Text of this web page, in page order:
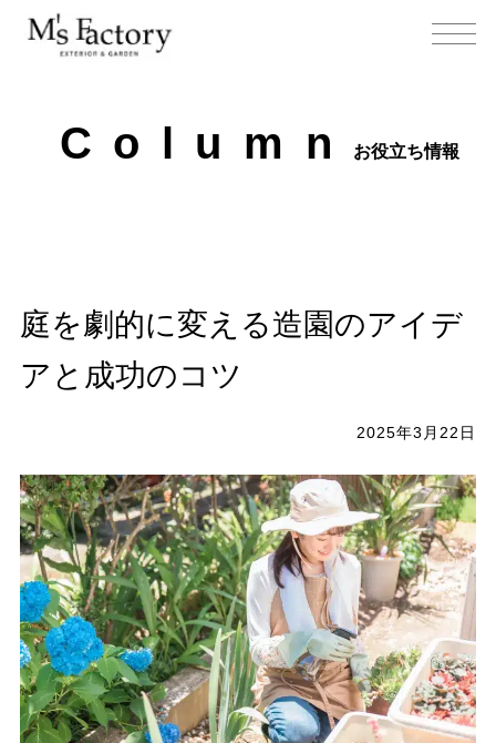
C o l u m n お役立ち情報
2025年3月22日
庭を劇的に変える造園のアイデ
アと成功のコツ